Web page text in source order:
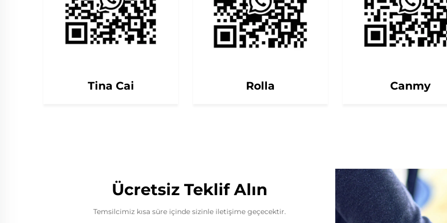
Tina Cai Rolla Canmy
Ücretsiz Teklif Alın
Temsilcimiz kısa süre içinde sizinle iletişime geçecektir.